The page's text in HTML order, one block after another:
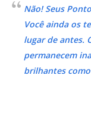
Não! Seus
Você ainda os
lugar de antes.
permanecem
brilhantes